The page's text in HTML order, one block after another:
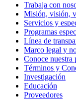
Trabaja con
Misión, visión,
Servicios y
Programas
Línea de
Marco legal y
Conoce nuestra
Términos y
Investigación
Educación
Proveedores